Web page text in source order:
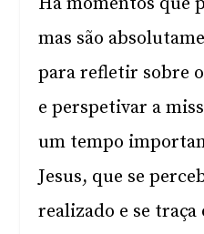
mas são
para refletir sobre
e perspetivar a
um tempo
Jesus, que se
realizado e se